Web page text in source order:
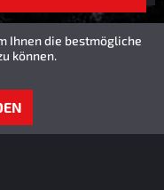
Ihnen die bestmögliche
können.